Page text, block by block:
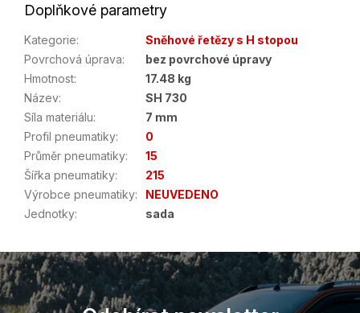
Doplňkové parametry
Kategorie:
Sněhové řetězy s H stopou
Povrchová úprava:
bez povrchové úpravy
Hmotnost:
17.48 kg
Název:
SH 730
Síla materiálu:
7 mm
Profil pneumatiky:
0
Průměr pneumatiky:
15
Šířka pneumatiky:
215
Výrobce pneumatiky:
NEUVEDENO
Jednotky: sada
Z
á
p